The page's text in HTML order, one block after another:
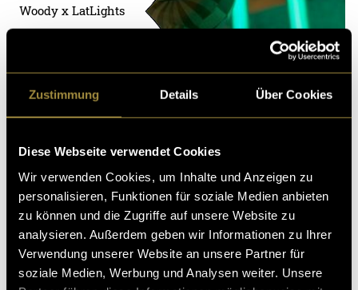
Zustimmung Details Über Cookies
Diese Webseite verwendet Cookies
Wir verwenden Cookies, um Inhalte und Anzeigen zu
personalisieren, Funktionen für soziale Medien anbieten
zu können und die Zugriffe auf unsere Website zu
analysieren. Außerdem geben wir Informationen zu Ihrer
Verwendung unserer Website an unsere Partner für
soziale Medien, Werbung und Analysen weiter. Unsere
Woody x LatLights